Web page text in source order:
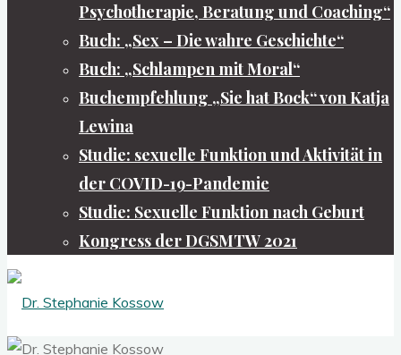
Psychotherapie, Beratung und Coaching“
Buch: „Sex – Die wahre Geschichte“
Buch: „Schlampen mit Moral“
Buchempfehlung „Sie hat Bock“ von Katja
Lewina
Studie: sexuelle Funktion und Aktivität in
der COVID-19-Pandemie
Studie: Sexuelle Funktion nach Geburt
Kongress der DGSMTW 2021